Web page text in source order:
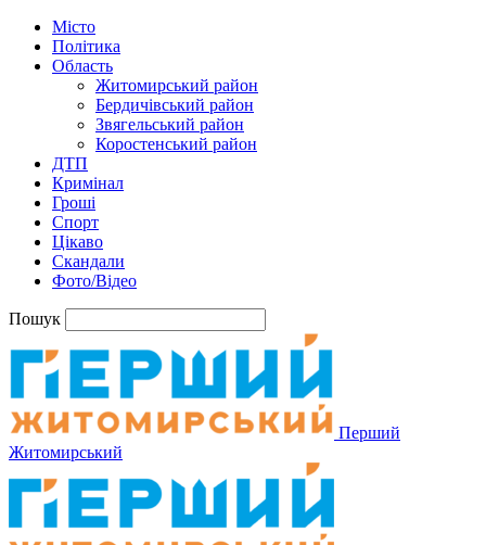
Місто
Політика
Область
Житомирський район
Бердичівський район
Звягельський район
Коростенський район
ДТП
Кримінал
Гроші
Спорт
Цікаво
Скандали
Фото/Відео
Пошук
Перший
Житомирський